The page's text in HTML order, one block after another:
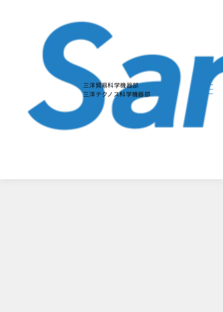
三洋貿易科学機器部
三洋テクノス科学機器部